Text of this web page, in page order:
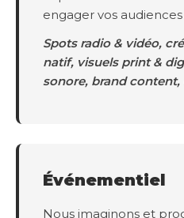
engager vos
Spots radio & vidéo,
natif, visuels print &
sonore, brand content,
Événementiel
Nous imaginons et